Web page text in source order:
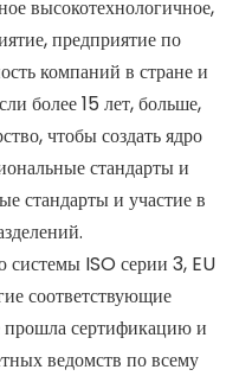
высокотехнологичное,
предприятие по
компаний в стране и
более 15 лет, больше,
чтобы создать ядро
стандарты и
стандарты и участие в
ISO серии 3, EU
соответствующие
сертификацию и
ведомств по всему